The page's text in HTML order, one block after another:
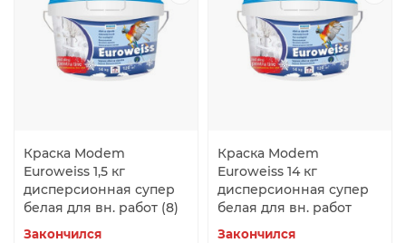
Краска Modem
Euroweiss 1,5 кг
дисперсионная супер
белая для вн. работ (8)
Закончился
Краска Modem
Euroweiss 14 кг
дисперсионная супер
белая для вн. работ
Закончился